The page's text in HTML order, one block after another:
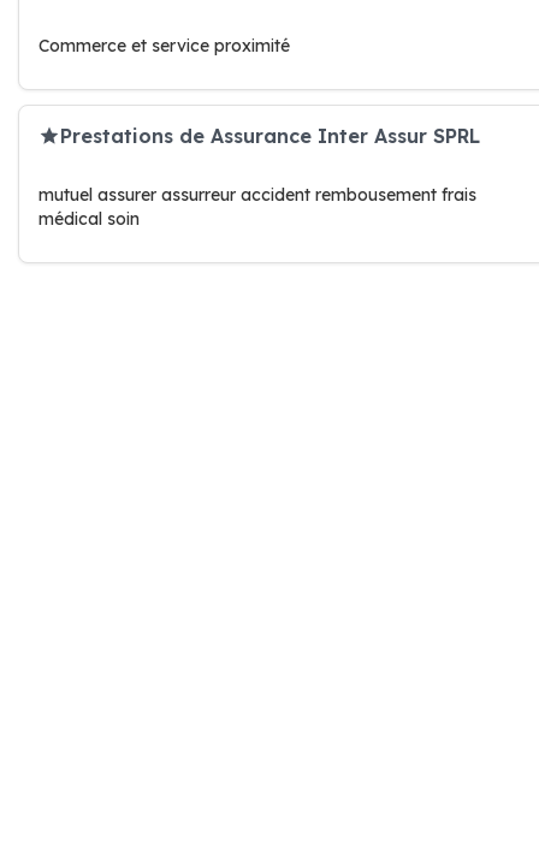
Commerce et service proximité
Prestations de Assurance Inter Assur SPRL
mutuel assurer assurreur accident rembousement frais
médical soin